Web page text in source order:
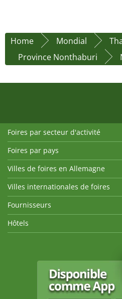
Home Mondial
Province Nonthaburi
Foires par secteur d'activité
Foires par pays
Villes de foires en Allemagne
Villes internationales de foires
Fournisseurs
Hôtels